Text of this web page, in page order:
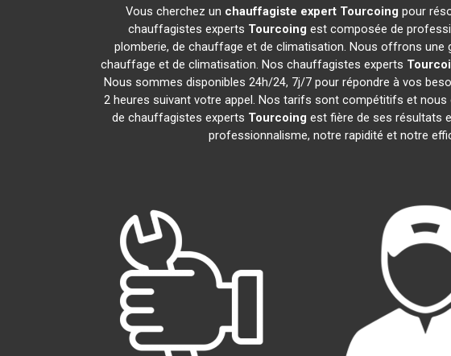
Vous cherchez un chauffagiste expert Tourcoing pour
chauffagistes experts Tourcoing est composée de
plomberie, de chauffage et de climatisation. Nous offrons
chauffage et de climatisation. Nos chauffagistes experts
Nous sommes disponibles 24h/24, 7j/7 pour répondre à vos
2 heures suivant votre appel. Nos tarifs sont compétitifs et
de chauffagistes experts Tourcoing est fière de ses résultats
professionnalisme, notre rapidité et notre